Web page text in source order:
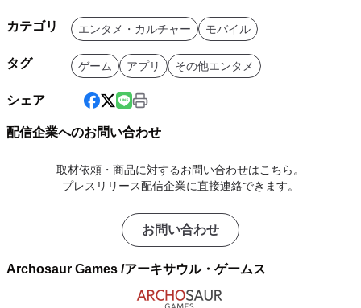
カテゴリ エンタメ・カルチャー モバイル
タグ ゲーム アプリ その他エンタメ
シェア
配信企業へのお問い合わせ
取材依頼・商品に対するお問い合わせはこちら。
プレスリリース配信企業に直接連絡できます。
お問い合わせ
Archosaur Games /アーキサウル・ゲームス